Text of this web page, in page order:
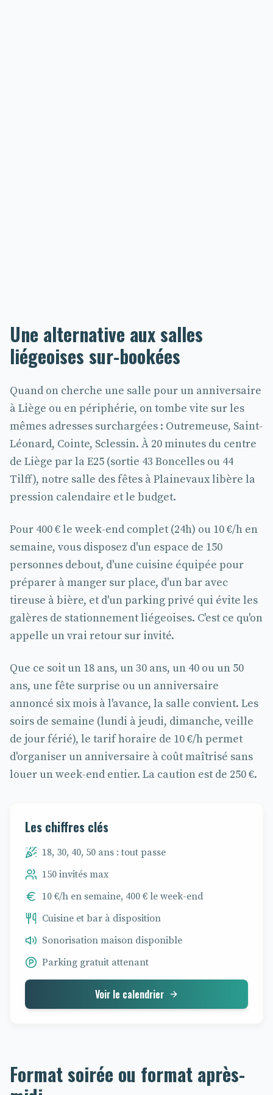
Une alternative aux salles
liégeoises sur-bookées
Quand on cherche une salle pour un anniversaire
à Liège ou en périphérie, on tombe vite sur les
mêmes adresses surchargées : Outremeuse, Saint-
Léonard, Cointe, Sclessin. À 20 minutes du centre
de Liège par la E25 (sortie 43 Boncelles ou 44
Tilff), notre salle des fêtes à Plainevaux libère la
pression calendaire et le budget.
Pour 400 € le week-end complet (24h) ou 10 €/h en
semaine, vous disposez d'un espace de 150
personnes debout, d'une cuisine équipée pour
préparer à manger sur place, d'un bar avec
tireuse à bière, et d'un parking privé qui évite les
galères de stationnement liégeoises. C'est ce qu'on
appelle un vrai retour sur invité.
Que ce soit un 18 ans, un 30 ans, un 40 ou un 50
ans, une fête surprise ou un anniversaire
annoncé six mois à l'avance, la salle convient. Les
soirs de semaine (lundi à jeudi, dimanche, veille
de jour férié), le tarif horaire de 10 €/h permet
d'organiser un anniversaire à coût maîtrisé sans
louer un week-end entier. La caution est de 250 €.
Les chiffres clés
18, 30, 40, 50 ans : tout passe
150 invités max
10 €/h en semaine, 400 € le week-end
Cuisine et bar à disposition
Sonorisation maison disponible
Parking gratuit attenant
Voir le calendrier
Format soirée ou format après-